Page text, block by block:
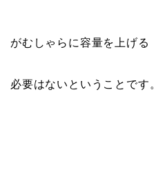
がむしゃらに容量を上げる
必要はないということです。